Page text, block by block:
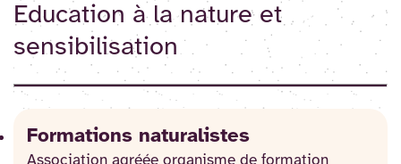
Education à la nature et
sensibilisation
Formations naturalistes
Association agréée organisme de formation